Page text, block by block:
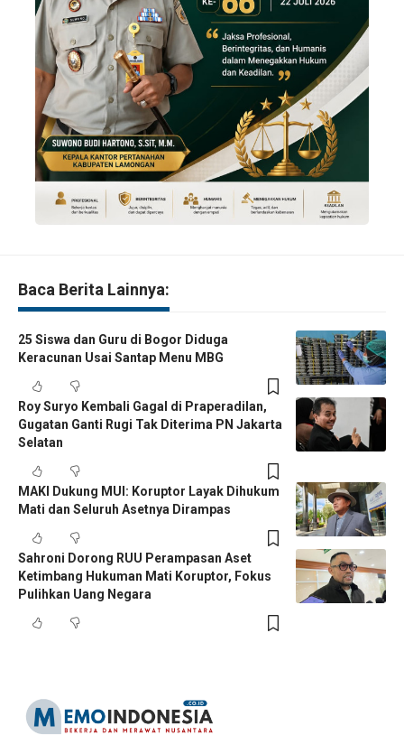
Baca Berita Lainnya:
25 Siswa dan Guru di Bogor Diduga
Keracunan Usai Santap Menu MBG
Roy Suryo Kembali Gagal di Praperadilan,
Gugatan Ganti Rugi Tak Diterima PN Jakarta
Selatan
MAKI Dukung MUI: Koruptor Layak Dihukum
Mati dan Seluruh Asetnya Dirampas
Sahroni Dorong RUU Perampasan Aset
Ketimbang Hukuman Mati Koruptor, Fokus
Pulihkan Uang Negara